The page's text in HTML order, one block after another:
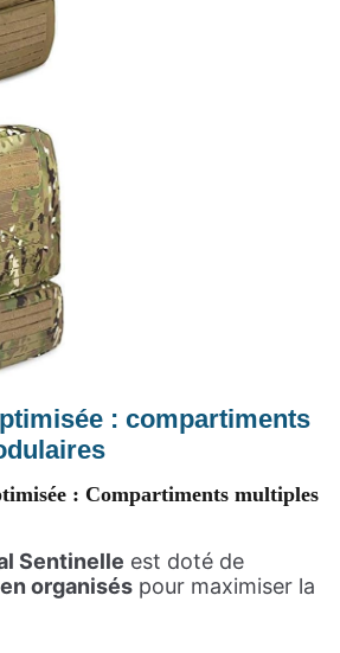
: compartiments
: Compartiments multiples
Sentinelle est doté de
organisés pour maximiser la